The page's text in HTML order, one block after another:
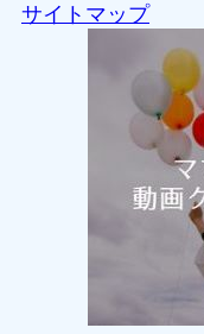
サイトマップ